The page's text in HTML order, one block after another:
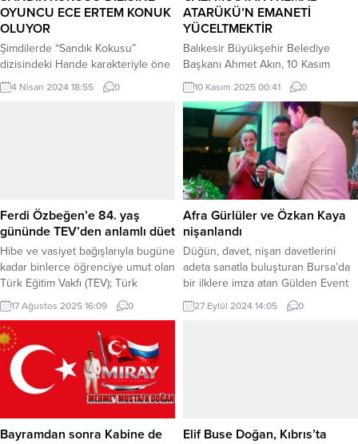
OYUNCU ECE ERTEM KONUK
OLUYOR
Şimdilerde “Sandık Kokusu”
dizisindeki Hande karakteriyle öne
çıkan Ece Ertem MAG Nisan
sayısına konuk oldu. Opera Şan
Yeşilçam’la açtım diyebilirim”
açıklamasında bulunan Ece Ertem...
4 Nisan 2024 18:55 0
ATARÜKÜ’N EMANETİ
YÜCELTMEKTİR
Balıkesir Büyükşehir Belediye
Başkanı Ahmet Akın, 10 Kasım
Atatürk’ü Anma Günü dolayısıyla bir
mesaj yayımladı. Mesajında “Her 10
Kasım’da, yalnızca bir yas
tutmuyoruz; aynı zamanda bir
şükran duygusunu ve bir yeniden
diriliş bilincini hissediyoruz. Bizlere
düşen görev, bu emaneti
yüceltmek, Cumhuriyet’in
değerlerini her alanda yaşatmaktır.”
diyen Başkan Akın, Atatürk’ü
özlemle...
10 Kasım 2025 00:41 0
Ferdi Özbeğen’e 84. yaş
gününde TEV’den anlamlı düet
Hibe ve vasiyet bağışlarıyla bugüne
kadar binlerce öğrenciye umut olan
Türk Eğitim Vakfı (TEV); Türk
müziğinin unutulmaz isimlerinden
Ferdi Özbeğen’i doğum gününde,
onun sanata ve eğitime adanmış
mirasını yaşatan özel bir çalışmayla
andı. İSTANBUL (İGFA) – Vefatından
önce tüm mal varlığını ve ünlü
beyaz piyanosunu TEV’e
17 Ağustos 2025 16:09 0
Afra Gürlüler ve Özkan Kaya
nişanlandı
Düğün, davet, nişan davetlerini
adeta sanatla buluşturan Bursa’da
bir ilklere imza atan Gülden Event
& Organizasyon Gülden
Kömüryakan, Toscana esintili
aldığını belirten Gülden
27 Eylül 2024 14:05 0
Bayramdan sonra Kabine de
Elif Buse Doğan, Kıbrıs’ta